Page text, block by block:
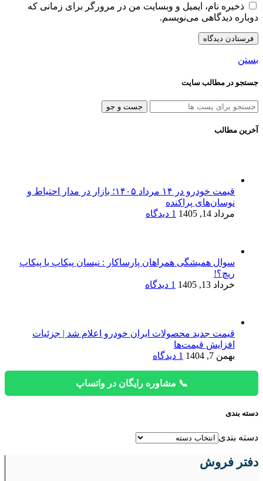
ذخیره نام، ایمیل و وبسایت من در مرورگر برای زمانی که
دوباره دیدگاهی می‌نویسم.
بستن
جستجو در مطالب سایت
جست و جو
آخرین مطالب
قیمت خودرو در ۱۴ مرداد ۱۴۰۵؛ بازار در مدار احتیاط و
نوسان‌های پراکنده
مرداد 14, 1405
1 دیدگاه
سوال همیشگی همراهان پارساکار : نیسان پیکاپ یا پیکاپ
ریچ؟!
خرداد 13, 1405
1 دیدگاه
قیمت جدید محصولات ایران خودرو اعلام شد | جزئیات
افزایش قیمت‌ها
بهمن 7, 1404
1 دیدگاه
📞 مشاوره رایگان در واتساپ
دسته بندی
دسته بندی
دفتر فروش